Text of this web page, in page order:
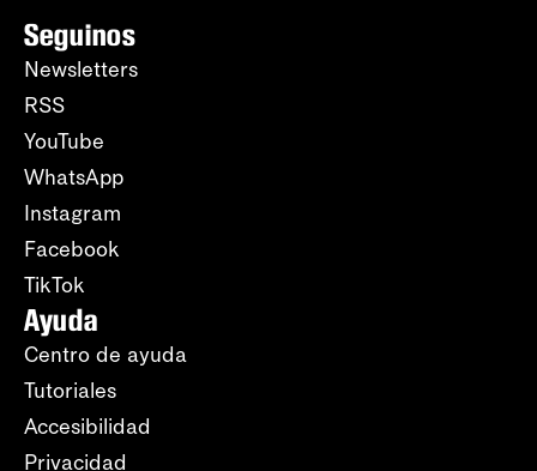
Seguinos
Newsletters
RSS
YouTube
WhatsApp
Instagram
Facebook
TikTok
Ayuda
Centro de ayuda
Tutoriales
Accesibilidad
Privacidad